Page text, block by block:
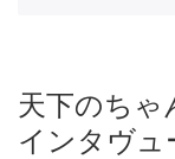
天下のちゃ
インタヴュ